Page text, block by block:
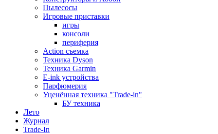
Пылесосы
Игровые приставки
игры
консоли
периферия
Action съемка
Техника Dyson
Техника Garmin
E-ink устройства
Парфюмерия
Уценённая техника "Trade-in"
БУ техника
Лето
Журнал
Trade-In